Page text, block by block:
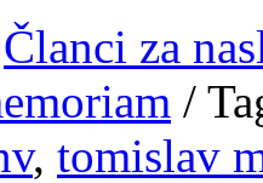
Članci za
/
, tomislav